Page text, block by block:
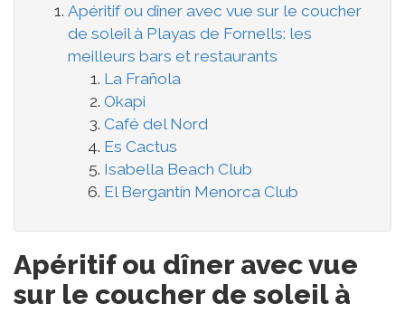
Apéritif ou dîner avec vue sur le coucher
de soleil à Playas de Fornells: les
meilleurs bars et restaurants
La Frañola
Okapi
Café del Nord
Es Cactus
Isabella Beach Club
El Bergantín Menorca Club
Apéritif ou dîner avec vue
sur le coucher de soleil à